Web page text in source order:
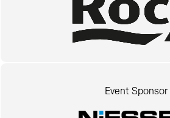
Event Sponsor